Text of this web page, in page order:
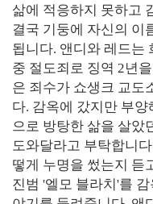
삶에 적응하지 못하고
결국 기둥에 자신의 이
됩니다. 앤디와 레드는
중 절도죄로 징역 2년
은 죄수가 쇼생크 교도
다. 감옥에 갔지만 부
으로 방탕한 삶을 살았
도와달라고 부탁합니
떻게 누명을 썼는지 듣
진범 '엘모 블라치'를